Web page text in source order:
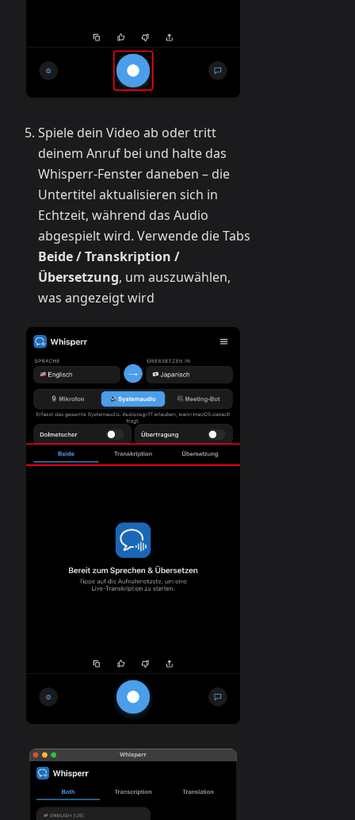
Spiele dein Video ab oder tritt
deinem Anruf bei und halte das
Whisperr-Fenster daneben – die
Untertitel aktualisieren sich in
Echtzeit, während das Audio
abgespielt wird. Verwende die Tabs
Beide / Transkription /
Übersetzung, um auszuwählen,
was angezeigt wird